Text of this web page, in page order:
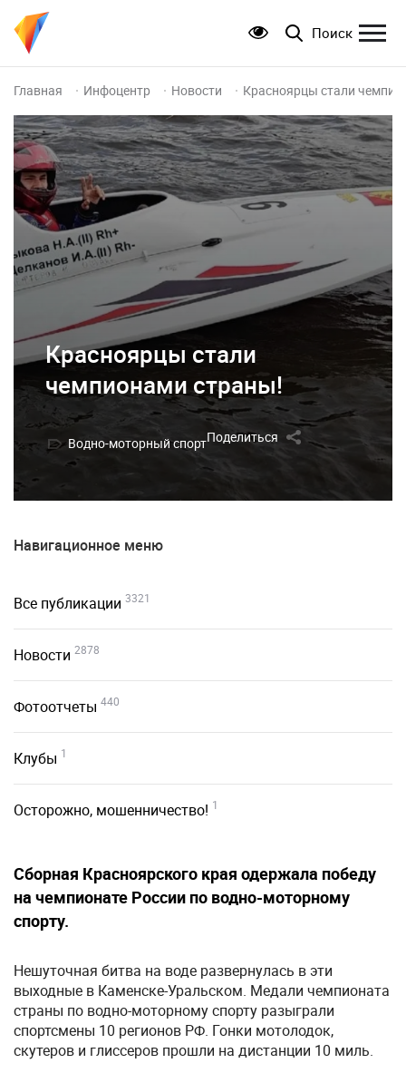
Поиск
Главная Инфоцентр Новости Красноярцы стали
Красноярцы стали
чемпионами страны!
Водно-моторный спортПоделиться
Навигационное меню
Все публикации 3321
Новости 2878
Фотоотчеты 440
Клубы 1
Осторожно, мошенничество! 1
Сборная Красноярского края одержала победу
на чемпионате России по водно-моторному
спорту.
Нешуточная битва на воде развернулась в эти
выходные в Каменске-Уральском. Медали чемпионата
страны по водно-моторному спорту разыграли
спортсмены 10 регионов РФ. Гонки мотолодок,
скутеров и глиссеров прошли на дистанции 10 миль.